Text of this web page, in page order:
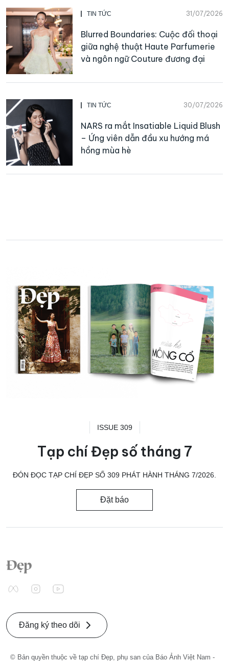
TIN TỨC 31/07/2026
Blurred Boundaries: Cuộc đối thoại
giữa nghệ thuật Haute Parfumerie
và ngôn ngữ Couture đương đại
TIN TỨC 30/07/2026
NARS ra mắt Insatiable Liquid Blush
– Ứng viên dẫn đầu xu hướng má
hồng mùa hè
ISSUE 309
Tạp chí Đẹp số tháng 7
ĐÓN ĐỌC TẠP CHÍ ĐẸP SỐ 309 PHÁT HÀNH THÁNG 7/2026.
Đặt báo
Đăng ký theo dõi
© Bản quyền thuộc về tạp chí Đẹp, phụ san của Báo Ảnh Việt Nam -